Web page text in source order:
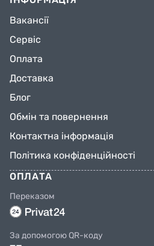
Вакансії
Сервіс
Оплата
Доставка
Блог
Обмін та повернення
Контактна інформація
Політика конфіденційності
ОПЛАТА
Переказом
За допомогою QR-коду